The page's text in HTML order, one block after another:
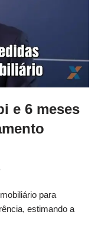
e 6 meses
para
estimando a